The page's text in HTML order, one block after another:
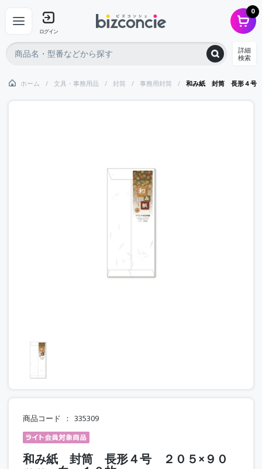
ログイン
0
詳細
検索
ホーム 文具・事務用品 封筒 事務用封筒 和み紙 封筒 長形４号
商品コード 335309
和み紙 封筒 長形４号 ２０５×９０